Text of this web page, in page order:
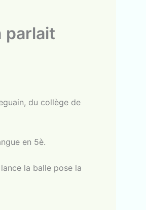
parlait
du collège de
en 5è.
la balle pose la